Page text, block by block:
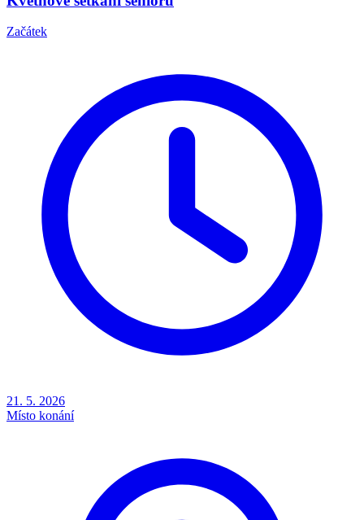
Začátek
21. 5. 2026
Místo konání